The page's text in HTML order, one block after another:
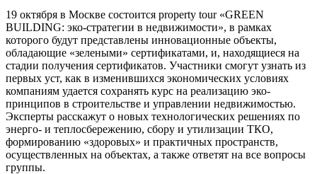
19 октября в Москве состоится property tour «GREEN
BUILDING: эко-стратегии в недвижимости», в рамках
которого будут представлены инновационные объекты,
обладающие «зелеными» сертификатами, и, находящиеся на
стадии получения сертификатов. Участники смогут узнать из
первых уст, как в изменившихся экономических условиях
компаниям удается сохранять курс на реализацию эко-
принципов в строительстве и управлении недвижимостью.
Эксперты расскажут о новых технологических решениях по
энерго- и теплосбережению, сбору и утилизации ТКО,
формированию «здоровых» и практичных пространств,
осуществленных на объектах, а также ответят на все вопросы
группы.